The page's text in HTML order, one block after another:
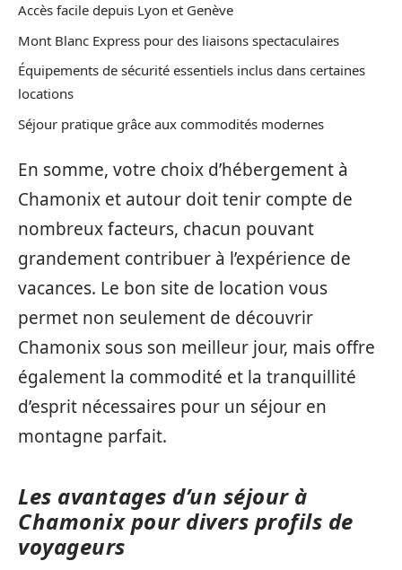
Accès facile depuis Lyon et Genève
Mont Blanc Express pour des liaisons spectaculaires
Équipements de sécurité essentiels inclus dans certaines
locations
Séjour pratique grâce aux commodités modernes
En somme, votre choix d’hébergement à
Chamonix et autour doit tenir compte de
nombreux facteurs, chacun pouvant
grandement contribuer à l’expérience de
vacances. Le bon site de location vous
permet non seulement de découvrir
Chamonix sous son meilleur jour, mais offre
également la commodité et la tranquillité
d’esprit nécessaires pour un séjour en
montagne parfait.
Les avantages d’un séjour à
Chamonix pour divers profils de
voyageurs